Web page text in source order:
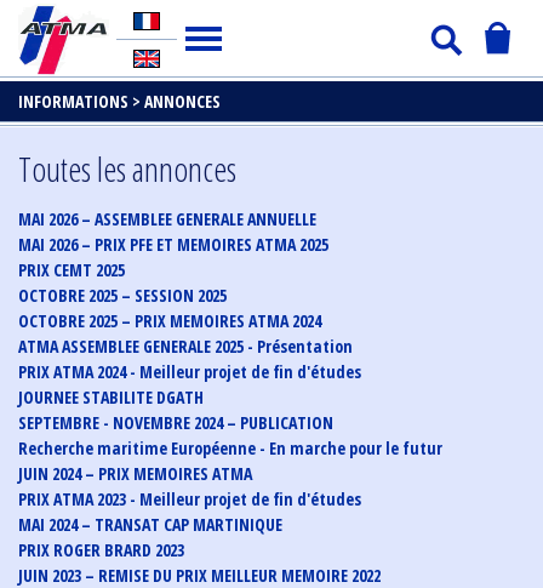
INFORMATIONS > ANNONCES
Toutes les annonces
MAI 2026 – ASSEMBLEE GENERALE ANNUELLE
MAI 2026 – PRIX PFE ET MEMOIRES ATMA 2025
PRIX CEMT 2025
OCTOBRE 2025 – SESSION 2025
OCTOBRE 2025 – PRIX MEMOIRES ATMA 2024
ATMA ASSEMBLEE GENERALE 2025 - Présentation
PRIX ATMA 2024 - Meilleur projet de fin d'études
JOURNEE STABILITE DGATH
SEPTEMBRE - NOVEMBRE 2024 – PUBLICATION
Recherche maritime Européenne - En marche pour le futur
JUIN 2024 – PRIX MEMOIRES ATMA
PRIX ATMA 2023 - Meilleur projet de fin d'études
MAI 2024 – TRANSAT CAP MARTINIQUE
PRIX ROGER BRARD 2023
JUIN 2023 – REMISE DU PRIX MEILLEUR MEMOIRE 2022